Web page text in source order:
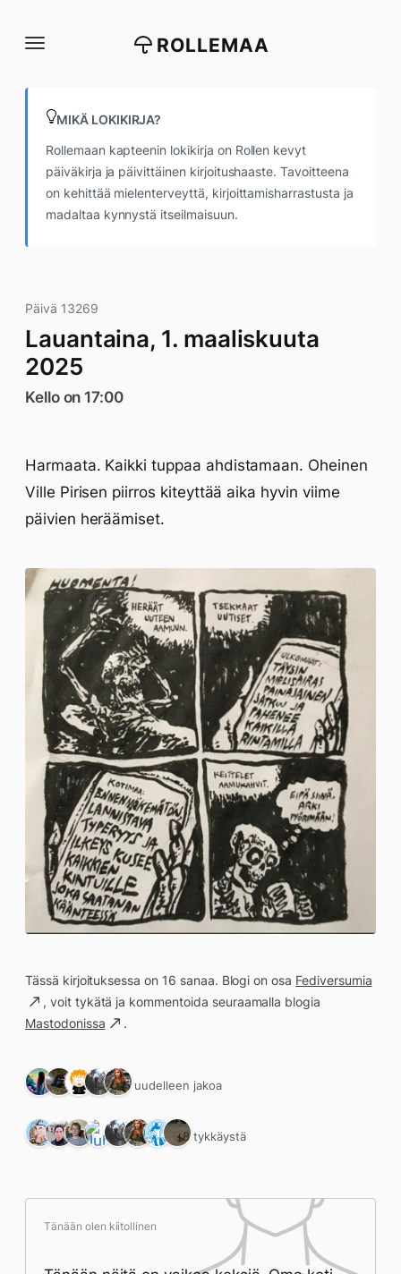
suoraan
ROLLEMAA
MIKÄ LOKIKIRJA?
Rollemaan kapteenin lokikirja on Rollen kevyt
päiväkirja ja päivittäinen kirjoitushaaste. Tavoitteena
on kehittää mielenterveyttä, kirjoittamisharrastusta ja
madaltaa kynnystä itseilmaisuun.
Päivä 13269
Lauantaina, 1. maaliskuuta
2025
Kello on 17:00
Harmaata. Kaikki tuppaa ahdistamaan. Oheinen
Ville Pirisen piirros kiteyttää aika hyvin viime
päivien heräämiset.
Tässä kirjoituksessa on 16 sanaa. Blogi on osa Fediversumia
, voit tykätä ja kommentoida seuraamalla blogia
Mastodonissa
.
5 uudelleen jakoa
8 tykkäystä
Tänään olen kiitollinen